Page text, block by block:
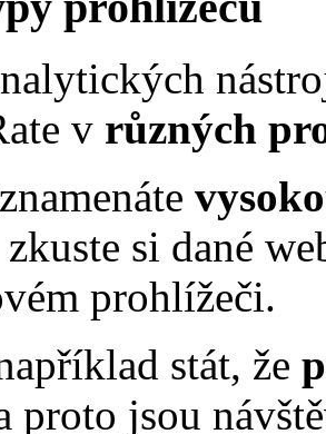
v různých
si dané
prohlížeči.
stát, že
proto jsou